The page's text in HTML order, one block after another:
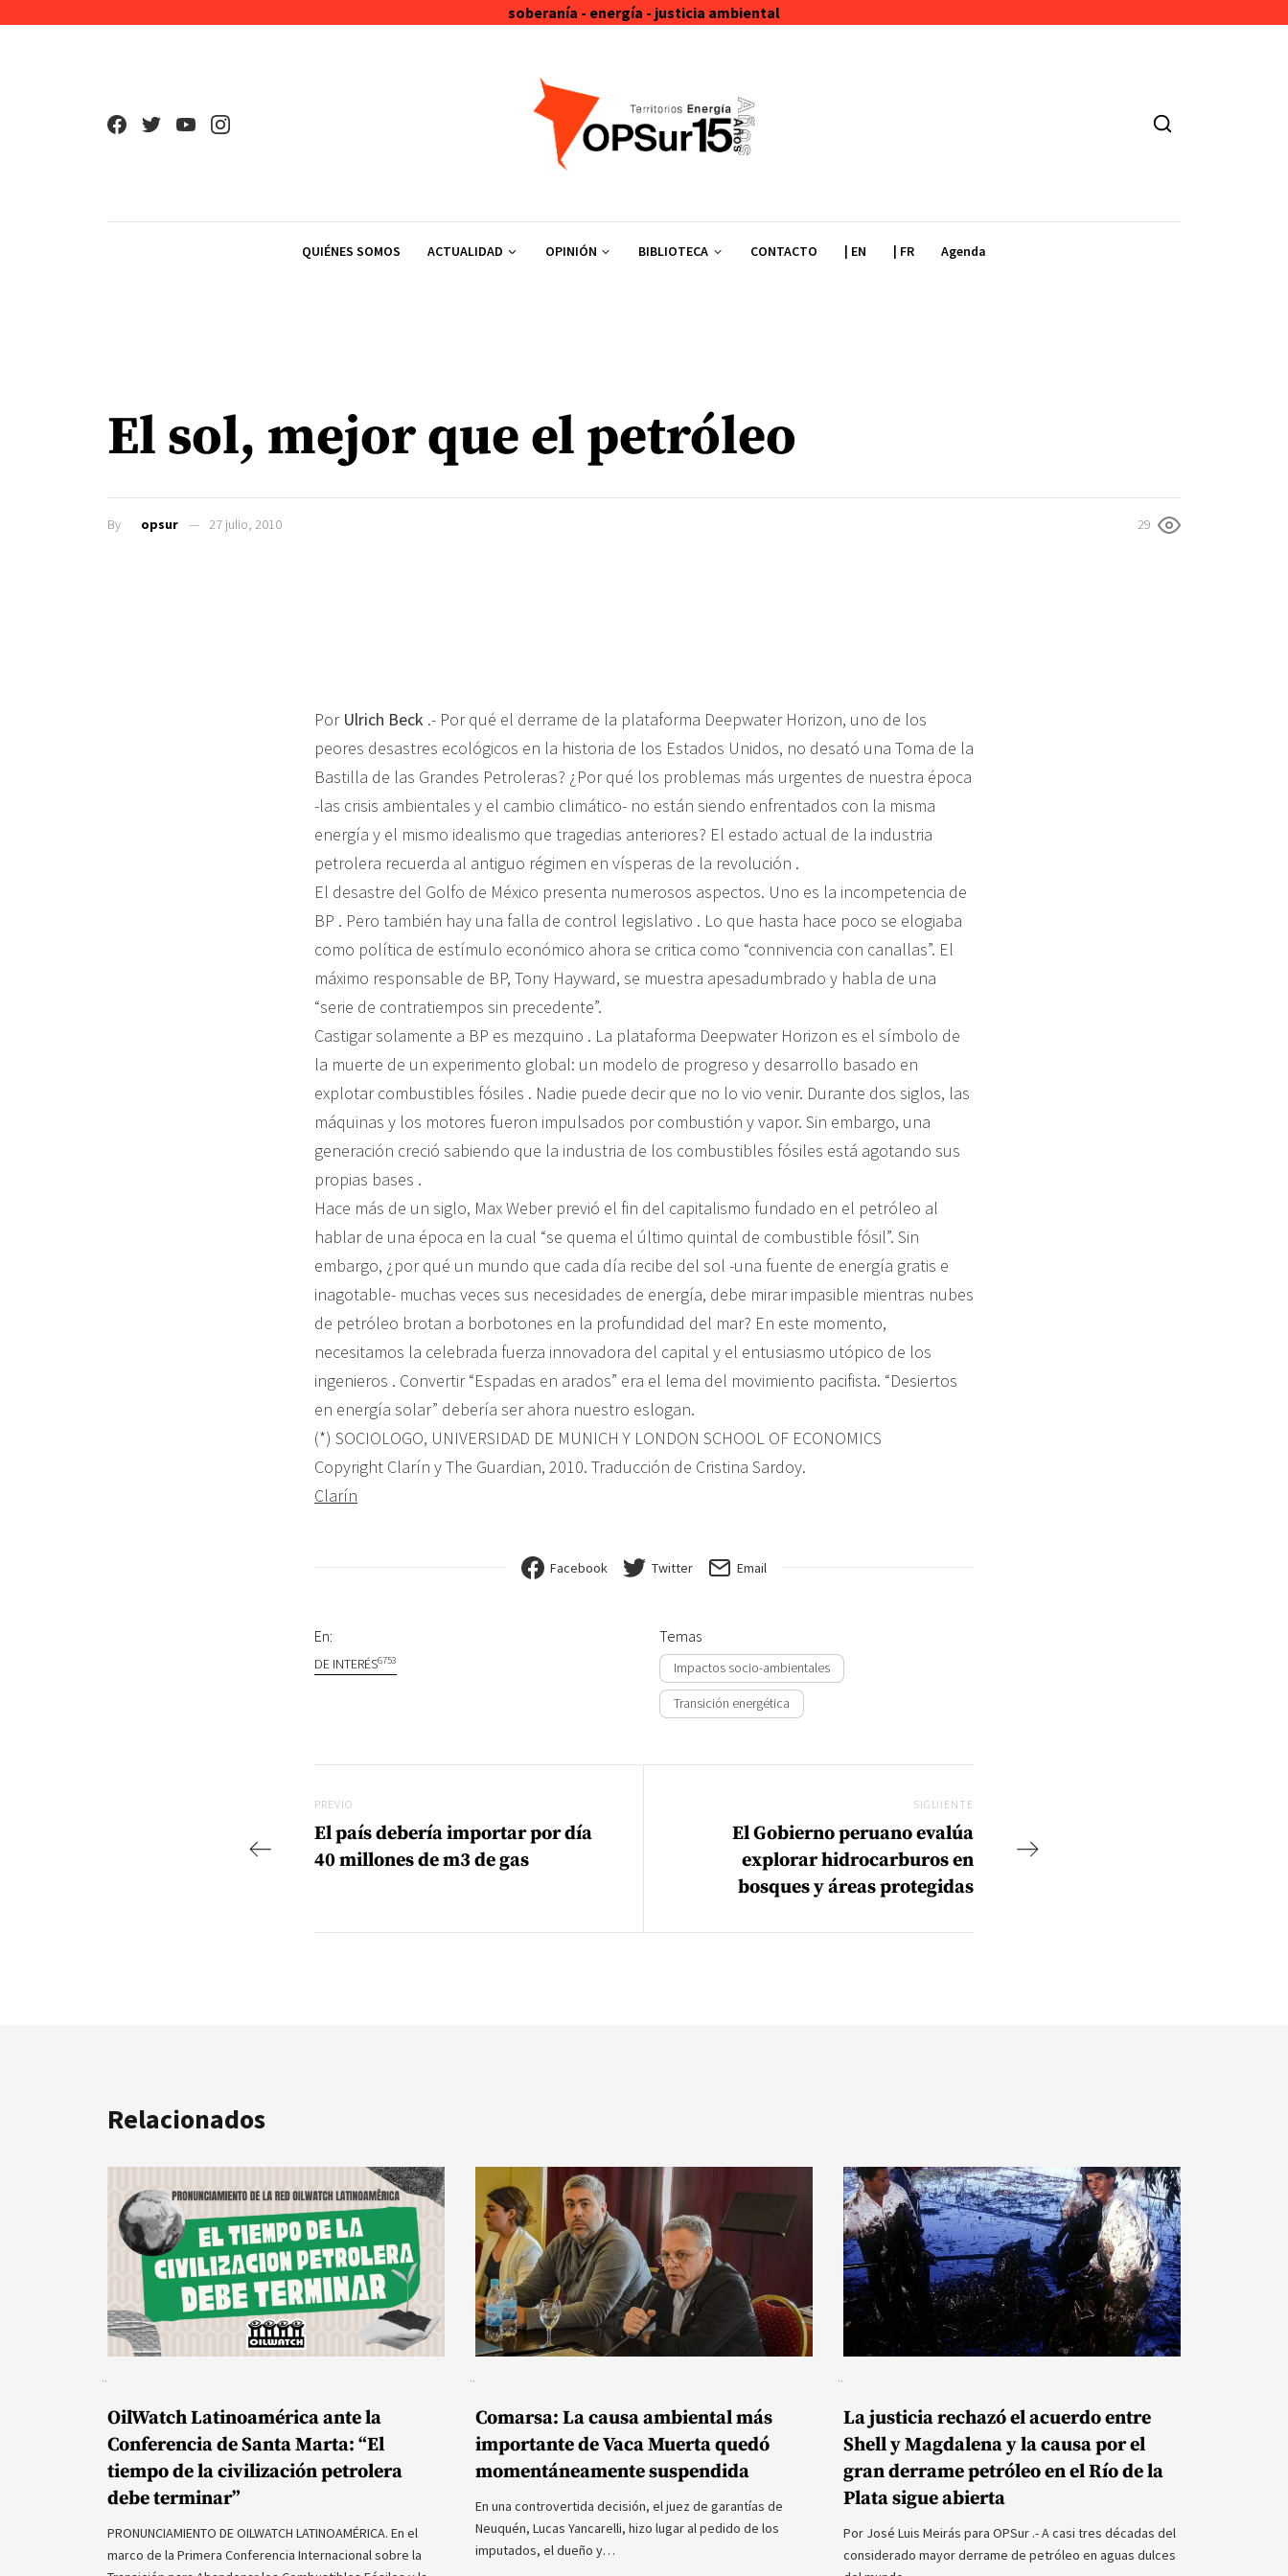
soberanía - energía - justicia ambiental
QUIÉNES SOMOS ACTUALIDAD OPINIÓN BIBLIOTECA CONTACTO | EN | FR Agenda
El sol, mejor que el petróleo
By opsur 27 julio, 2010 29
Por Ulrich Beck .- Por qué el derrame de la plataforma Deepwater Horizon, uno de los
peores desastres ecológicos en la historia de los Estados Unidos, no desató una Toma de la
Bastilla de las Grandes Petroleras? ¿Por qué los problemas más urgentes de nuestra época
-las crisis ambientales y el cambio climático- no están siendo enfrentados con la misma
energía y el mismo idealismo que tragedias anteriores? El estado actual de la industria
petrolera recuerda al antiguo régimen en vísperas de la revolución .
El desastre del Golfo de México presenta numerosos aspectos. Uno es la incompetencia de
BP . Pero también hay una falla de control legislativo . Lo que hasta hace poco se elogiaba
como política de estímulo económico ahora se critica como “connivencia con canallas”. El
máximo responsable de BP, Tony Hayward, se muestra apesadumbrado y habla de una
“serie de contratiempos sin precedente”.
Castigar solamente a BP es mezquino . La plataforma Deepwater Horizon es el símbolo de
la muerte de un experimento global: un modelo de progreso y desarrollo basado en
explotar combustibles fósiles . Nadie puede decir que no lo vio venir. Durante dos siglos, las
máquinas y los motores fueron impulsados por combustión y vapor. Sin embargo, una
generación creció sabiendo que la industria de los combustibles fósiles está agotando sus
propias bases .
Hace más de un siglo, Max Weber previó el fin del capitalismo fundado en el petróleo al
hablar de una época en la cual “se quema el último quintal de combustible fósil”. Sin
embargo, ¿por qué un mundo que cada día recibe del sol -una fuente de energía gratis e
inagotable- muchas veces sus necesidades de energía, debe mirar impasible mientras nubes
de petróleo brotan a borbotones en la profundidad del mar? En este momento,
necesitamos la celebrada fuerza innovadora del capital y el entusiasmo utópico de los
ingenieros . Convertir “Espadas en arados” era el lema del movimiento pacifista. “Desiertos
en energía solar” debería ser ahora nuestro eslogan.
(*) SOCIOLOGO, UNIVERSIDAD DE MUNICH Y LONDON SCHOOL OF ECONOMICS
Copyright Clarín y The Guardian, 2010. Traducción de Cristina Sardoy.
Clarín
Facebook Twitter Email
En:
DE INTERÉS6753
Temas
Impactos socio-ambientales
Transición energética
Previo
PREVIO
El país debería importar por día
40 millones de m3 de gas
SIGUIENTE
El Gobierno peruano evalúa
explorar hidrocarburos en
bosques y áreas protegidas
Relacionados
OilWatch Latinoamérica ante la
Conferencia de Santa Marta: “El
tiempo de la civilización petrolera
debe terminar”
PRONUNCIAMIENTO DE OILWATCH LATINOAMÉRICA. En el
marco de la Primera Conferencia Internacional sobre la
Comarsa: La causa ambiental más
importante de Vaca Muerta quedó
momentáneamente suspendida
En una controvertida decisión, el juez de garantías de
Neuquén, Lucas Yancarelli, hizo lugar al pedido de los
imputados, el dueño y…
La justicia rechazó el acuerdo entre
Shell y Magdalena y la causa por el
gran derrame petróleo en el Río de la
Plata sigue abierta
Por José Luis Meirás para OPSur .- A casi tres décadas del
considerado mayor derrame de petróleo en aguas dulces